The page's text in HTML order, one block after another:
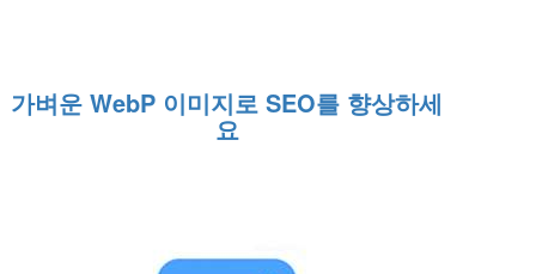
가벼운 WebP 이미지로 SEO를 향상하세
요